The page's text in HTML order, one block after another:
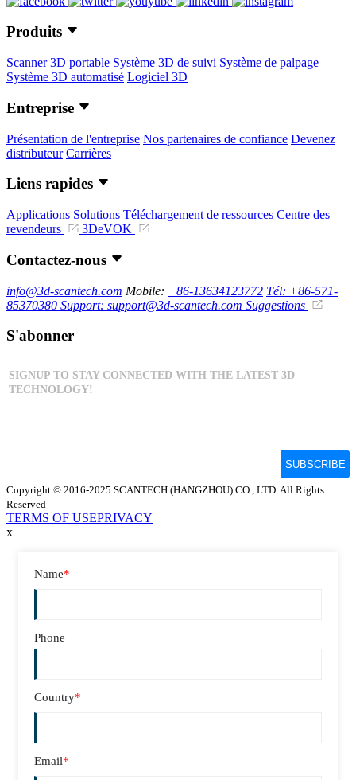
Produits
Scanner 3D portable Système 3D de suivi Système de palpage
Système 3D automatisé Logiciel 3D
Entreprise
Présentation de l'entreprise Nos partenaires de confiance Devenez
distributeur Carrières
Liens rapides
Applications Solutions Téléchargement de ressources Centre des
revendeurs
3DeVOK
Contactez-nous
info@3d-scantech.com Mobile: +86-13634123772 Tél: +86-571-
85370380 Support: support@3d-scantech.com Suggestions
S'abonner
Copyright © 2016-2025 SCANTECH (HANGZHOU) CO., LTD. All Rights
Reserved
TERMS OF USEPRIVACY
x
Name*
Phone
Country*
Email*